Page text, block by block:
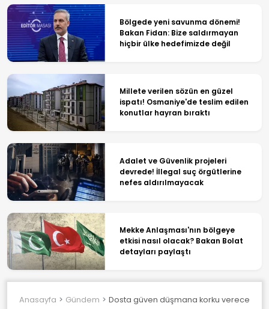
Bölgede yeni savunma dönemi!
Bakan Fidan: Bize saldırmayan
hiçbir ülke hedefimizde değil
Millete verilen sözün en güzel
ispatı! Osmaniye'de teslim edilen
konutlar hayran bıraktı
Adalet ve Güvenlik projeleri
devrede! İllegal suç örgütlerine
nefes aldırılmayacak
Mekke Anlaşması'nın bölgeye
etkisi nasıl olacak? Bakan Bolat
detayları paylaştı
Anasayfa Gündem Dosta güven düşmana korku verecek!